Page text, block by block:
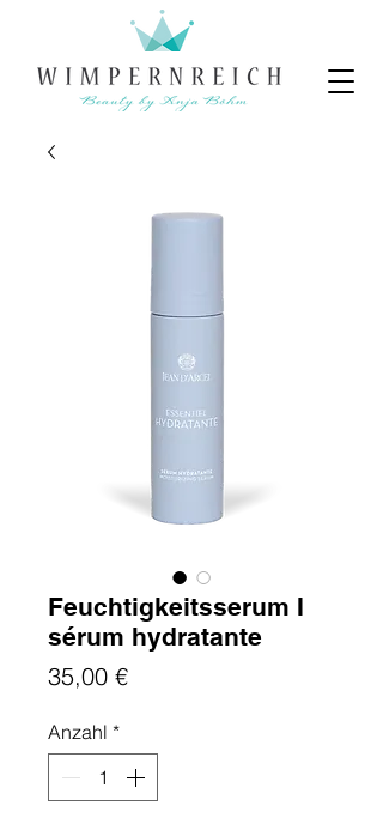
Feuchtigkeitsserum I
sérum hydratante
35,00 €Preis
Anzahl *